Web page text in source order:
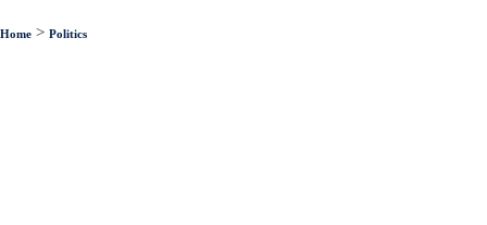
Home > Politics